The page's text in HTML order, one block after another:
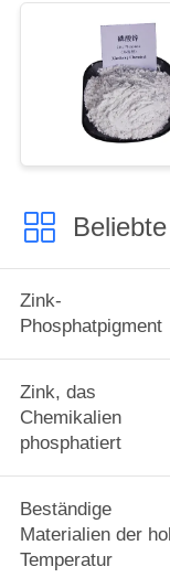
Zink-
Phosphatpigment
Zink, das
Chemikalien
phosphatiert
Beständige
Materialien der
Temperatur